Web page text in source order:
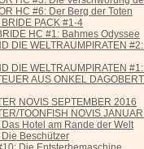
HC #6: Der Berg der Toten
PACK #1-4
HC #1: Bahmes Odyssee
DIE WELTRAUMPIRATEN
DIE WELTRAUMPIRATEN
AUS ONKEL
NOVIS SEPTEMBER 2016
TOONFISH NOVIS
Hotel am Rande der Welt
Beschützer